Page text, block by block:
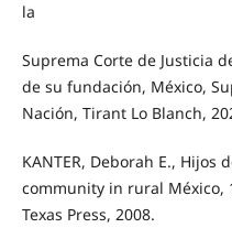
la
Suprema Corte de Justicia
de su fundación, México,
Nación, Tirant Lo Blanch,
KANTER, Deborah E., Hijos
community in rural México,
Texas Press, 2008.